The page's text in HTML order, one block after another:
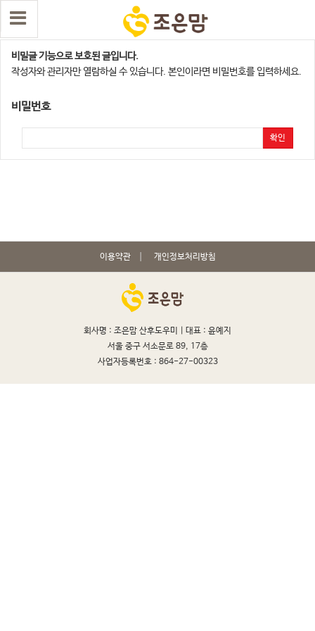
대전광역시지점
비밀글 기능으로 보호된 글입니다.
작성자와 관리자만 열람하실 수 있습니다. 본인이라면 비밀번호를 입력하세요.
비밀번호
확인
이용약관 개인정보처리방침
회사명 : 조은맘 산후도우미 | 대표 : 윤예지
서울 중구 서소문로 89, 17층
사업자등록번호 : 864-27-00323